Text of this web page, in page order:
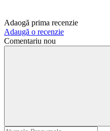
Adaogă prima recenzie
Adaugă o recenzie
Comentariu nou